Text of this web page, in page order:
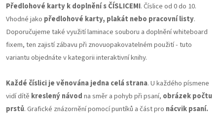
Předlohové karty k doplnění s ČÍSLICEMI. Číslice od 0 do 10.
Vhodné jako předlohové karty, plakát nebo pracovní listy.
Doporučujeme také využití laminace souboru a doplnění whiteboard
fixem, ten zajistí zábavu při znovuopakovatelném použití - tuto
variantu objednáte v kategorii interaktivní knihy.
Každé číslici je věnována jedna celá strana. U každého písmene
vidí dítě kreslený návodna směr a pohyb při psaní, obrázek počtu
prstů. Grafické znázornění pomocí puntíků a část pro nácvik psaní.